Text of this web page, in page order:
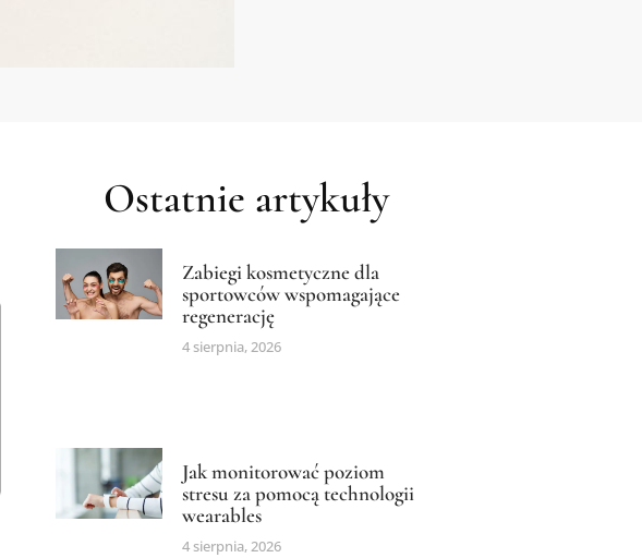
Ostatnie artykuły
Zabiegi kosmetyczne dla
sportowców wspomagające
regenerację
4 sierpnia, 2026
Jak monitorować poziom
stresu za pomocą technologii
wearables
4 sierpnia, 2026